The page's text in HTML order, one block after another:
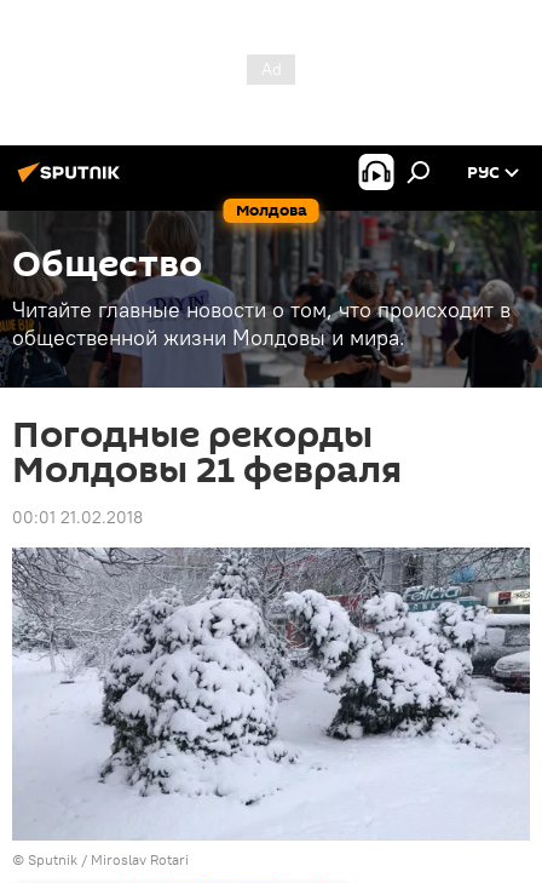
Молдова
РУС
Общество
Читайте главные новости о том, что происходит в
общественной жизни Молдовы и мира.
Погодные рекорды
Молдовы 21 февраля
00:01 21.02.2018
© Sputnik / Miroslav Rotari